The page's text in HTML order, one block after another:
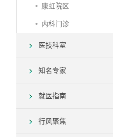
康虹院区
内科门诊
医技科室
知名专家
就医指南
行风聚焦